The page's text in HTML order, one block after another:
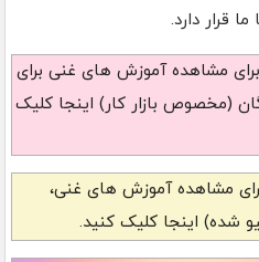
قرار دارد.
برای مشاهده آموزش های غنی برای
(مخصوص بازار کار) اینجا کلیک
مشاهده آموزش های غنی،
شده) اینجا کلیک کنید.